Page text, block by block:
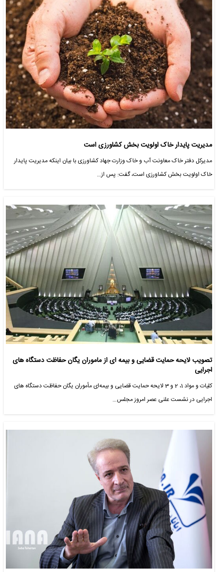
مدیریت پایدار خاک اولویت بخش کشاورزی است
مدیرکل دفتر خاک معاونت آب و خاک وزارت جهاد کشاورزی با بیان اینکه مدیریت پایدار
خاک اولویت بخش کشاورزی است، گفت: پس از…
تصویب لایحه حمایت قضایی و بیمه ای از ماموران یگان حفاظت دستگاه های
اجرایی
کلیات و مواد 1، 2 و 3 لایحه حمایت قضایی و ‏بیمه‌ای مأموران یگان حفاظت دستگاه های
اجرایی در نشست علنی عصر امروز مجلس…